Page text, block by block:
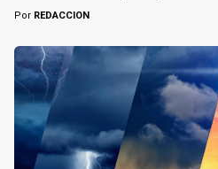
Por REDACCION